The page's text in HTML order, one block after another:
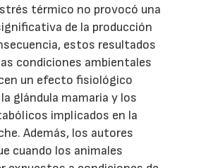
térmico no provocó una
de la producción
estos resultados
condiciones ambientales
un efecto fisiológico
glándula mamaria y los
implicados en la
Además, los autores
cuando los animales